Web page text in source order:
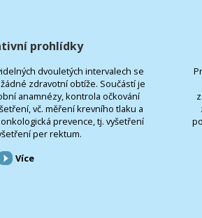
prohlídky
dvouletých intervalech se
zdravotní obtíže. Součástí je
anamnézy, kontrola očkování
vč. měření krevního tlaku a
prevence, tj. vyšetření
per rektum.
Více